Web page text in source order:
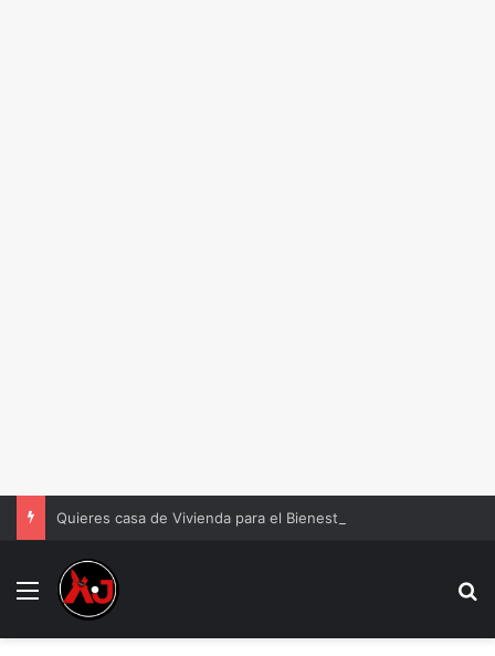
Quieres casa de Vivienda para el Bienestar 2026
Menu